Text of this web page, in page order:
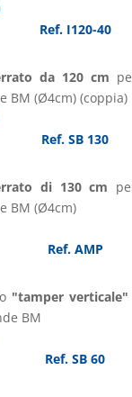
Ref. I120-40
da 120 cm
BM (Ø4cm) (coppia)
Ref. SB 130
di 130 cm
BM (Ø4cm)
Ref. AMP
"tamper verticale"
BM
Ref. SB 60